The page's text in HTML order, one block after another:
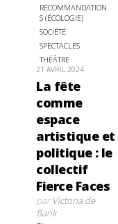
RECOMMANDATION
S (ÉCOLOGIE)
SOCIÉTÉ
SPECTACLES
THÉÂTRE
21 AVRIL 2024
La fête
comme
espace
artistique et
politique : le
collectif
Fierce Faces
parVictoria de
Bank